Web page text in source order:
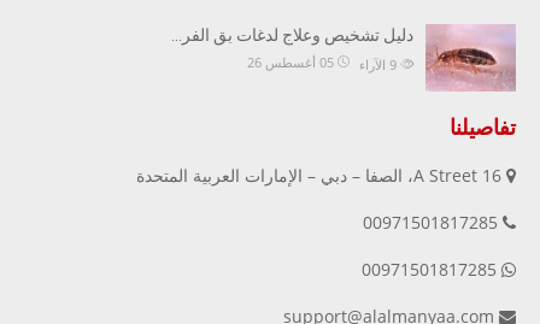
دليل تشخيص وعلاج لدغات بق الفر…
05 أغسطس 26 الآراء
تفاصيلنا